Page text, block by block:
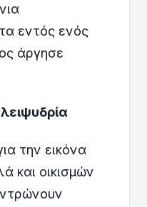
εντός ενός
άργησε
την εικόνα
και οικισμών